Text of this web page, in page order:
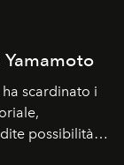
Yamamoto
ha scardinato i
possibilità